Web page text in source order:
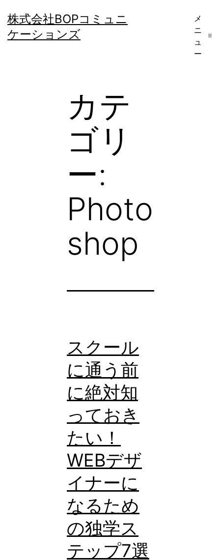
ン
テ
株式会社BOPコミュニ
ケーションズ
メ
ニ
ュ
ー
カテ
ゴリ
ー:
Photo
shop
スクール
に通う前
に絶対知
っておき
たい！
WEBデザ
イナーに
なるため
の独学ス
テップ7選